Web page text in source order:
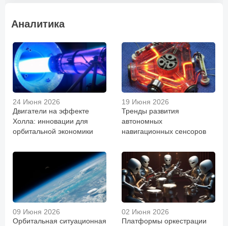
Аналитика
24 Июня 2026
Двигатели на эффекте
Холла: инновации для
орбитальной экономики
19 Июня 2026
Тренды развития
автономных
навигационных сенсоров
09 Июня 2026
Орбитальная ситуационная
02 Июня 2026
Платформы оркестрации